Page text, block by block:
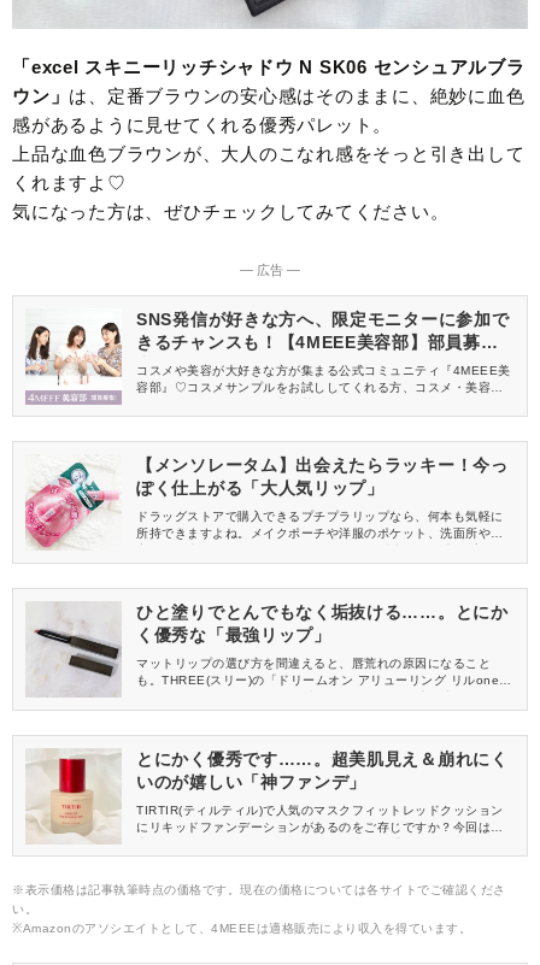
「excel スキニーリッチシャドウ N SK06 センシュアルブラ
ウン」 は、定番ブラウンの安心感はそのままに、絶妙に血色
感があるように見せてくれる優秀パレット。
上品な血色ブラウンが、大人のこなれ感をそっと引き出して
くれますよ♡
気になった方は、ぜひチェックしてみてください。
― 広告 ―
SNS発信が好きな方へ、限定モニターに参加で
きるチャンスも！【4MEEE美容部】部員募集
中
コスメや美容が大好きな方が集まる公式コミュニティ『4MEEE美
容部』♡コスメサンプルをお試ししてくれる方、コスメ・美容情報
【メンソレータム】出会えたらラッキー！今っ
ぽく仕上がる「大人気リップ」
ドラッグストアで購入できるプチプラリップなら、何本も気軽に
所持できますよね。メイクポーチや洋服のポケット、洗面所や寝
できる心強い相棒です。最近ではさまざまな色つきリップが発売
おすすめのひとつをレビューしたいと思います！
ひと塗りでとんでもなく垢抜ける……。とにか
く優秀な「最強リップ」
マットリップの選び方を間違えると、唇荒れの原因になること
も。THREE(スリー)の「ドリームオン アリューリング リルone」
マットリップです。今回は、大人上品ブラウニーローズカラーの
とにかく優秀です……。超美肌見え＆崩れにく
いのが嬉しい「神ファンデ」
TIRTIR(ティルティル)で人気のマスクフィットレッドクッション
にリキッドファンデーションがあるのをご存じですか？今回は、
ッドファンデーション」を紹介します。ぜひ参考にしてくださ
※表示価格は記事執筆時点の価格です。現在の価格については各サイトでご確認くださ
い。
※Amazonのアソシエイトとして、4MEEEは適格販売により収入を得ています。